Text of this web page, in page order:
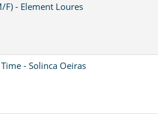
F) - Element Loures
- Solinca Oeiras